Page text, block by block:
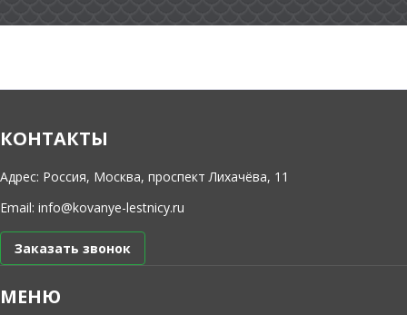
КОНТАКТЫ
Адрес: Россия, Москва, проспект Лихачёва, 11
Email: info@kovanye-lestnicy.ru
Заказать звонок
МЕНЮ